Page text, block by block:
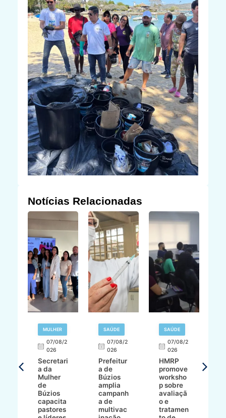
Notícias Relacionadas
MULHER
07/08/2
026
Secretari
a da
Mulher
de
Búzios
capacita
pastores
SAÚDE
07/08/2
026
Prefeitur
a de
Búzios
amplia
campanh
a de
multivac
SAÚDE
07/08/2
026
HMRP
promove
worksho
p sobre
avaliaçã
o e
tratamen